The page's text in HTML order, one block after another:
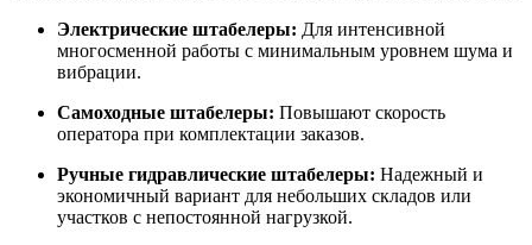
Электрические штабелеры: Для интенсивной
многосменной работы с минимальным уровнем шума и
вибрации.
Самоходные штабелеры: Повышают скорость
оператора при комплектации заказов.
Ручные гидравлические штабелеры: Надежный и
экономичный вариант для небольших складов или
участков с непостоянной нагрузкой.